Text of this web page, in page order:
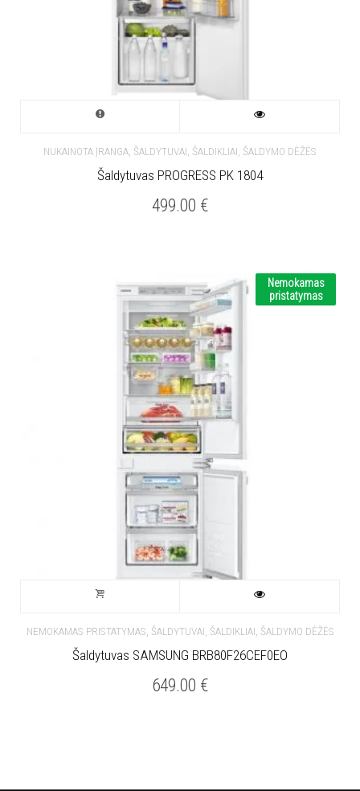
NUKAINOTA ĮRANGA, ŠALDYTUVAI, ŠALDIKLIAI, ŠALDYMO DĖŽĖS
Šaldytuvas PROGRESS PK 1804
499.00 €
Nemokamas
pristatymas
NEMOKAMAS PRISTATYMAS, ŠALDYTUVAI, ŠALDIKLIAI, ŠALDYMO DĖŽĖS
Šaldytuvas SAMSUNG BRB80F26CEF0EO
649.00 €